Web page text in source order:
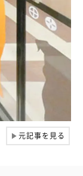
▶元記事を見る